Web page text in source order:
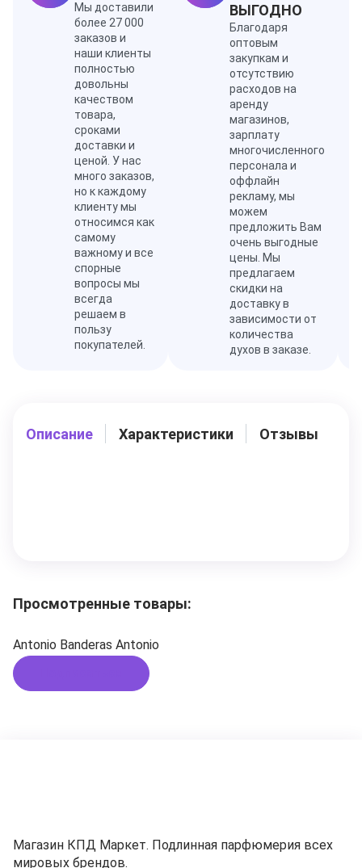
Мы доставили
более 27 000
заказов и
наши клиенты
полностью
довольны
качеством
товара,
сроками
доставки и
ценой. У нас
много заказов,
но к каждому
клиенту мы
относимся как
самому
важному и все
спорные
вопросы мы
всегда
решаем в
пользу
покупателей.
ВЫГОДНО
Благодаря
оптовым
закупкам и
отсутствию
расходов на
аренду
магазинов,
зарплату
многочисленного
персонала и
оффлайн
рекламу, мы
можем
предложить Вам
очень выгодные
цены. Мы
предлагаем
скидки на
доставку в
зависимости от
количества
духов в заказе.
Описание Характеристики Отзывы
Просмотренные товары:
Antonio Banderas Antonio
Магазин КПД Маркет. Подлинная парфюмерия всех
мировых брендов.